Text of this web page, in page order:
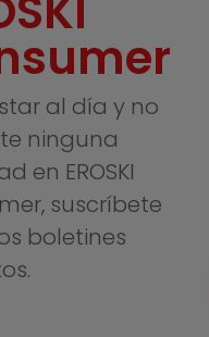
al día y no
ninguna
en EROSKI
suscríbete
boletines